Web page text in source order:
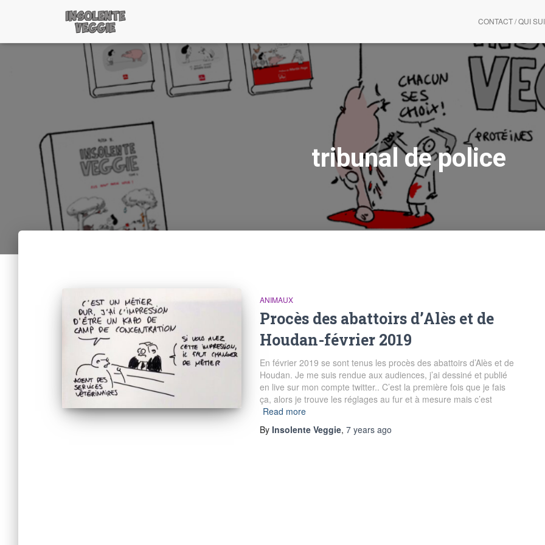
CONTACT / QUI
tribunal de police
ANIMAUX
Procès des abattoirs d’Alès et de
Houdan-février 2019
En février 2019 se sont tenus les procès des abattoirs d’Alès et de
Houdan. Je me suis rendue aux audiences, j’ai dessiné et publié
en live sur mon compte twitter.. C’est la première fois que je fais
ça, alors je trouve les réglages au fur et à mesure mais c’est
Read more
By Insolente Veggie, 7 years ago